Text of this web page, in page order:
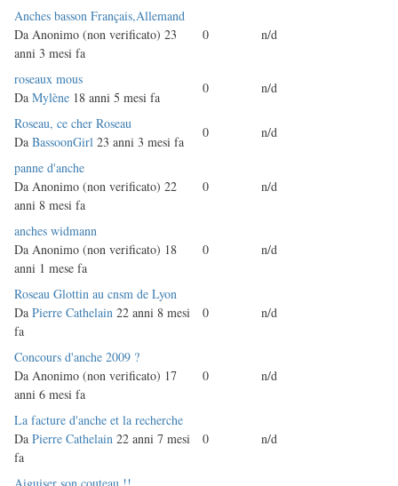
Discussione
normale
Anches basson Français,Allemand
Da Anonimo (non verificato) 23
anni 3 mesi fa
0 n/d
Discussione
normale
roseaux mous
Da Mylène 18 anni 5 mesi fa
0 n/d
Discussione
normale
Roseau, ce cher Roseau
Da BassoonGirl 23 anni 3 mesi fa
0 n/d
Discussione
normale
panne d'anche
Da Anonimo (non verificato) 22
anni 8 mesi fa
0 n/d
Discussione
normale
anches widmann
Da Anonimo (non verificato) 18
anni 1 mese fa
0 n/d
Discussione
normale
Roseau Glottin au cnsm de Lyon
Da Pierre Cathelain 22 anni 8 mesi
fa
0 n/d
Discussione
normale
Concours d'anche 2009 ?
Da Anonimo (non verificato) 17
anni 6 mesi fa
0 n/d
Discussione
normale
La facture d'anche et la recherche
Da Pierre Cathelain 22 anni 7 mesi
fa
0 n/d